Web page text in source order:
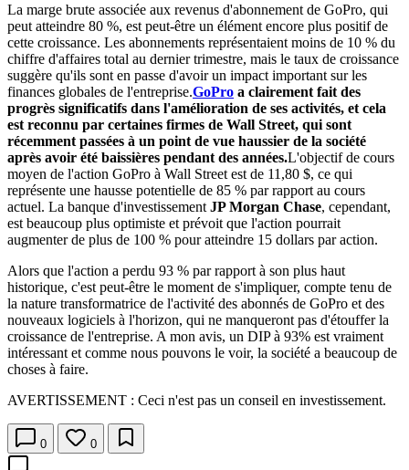
La marge brute associée aux revenus d'abonnement de GoPro, qui
peut atteindre 80 %, est peut-être un élément encore plus positif de
cette croissance. Les abonnements représentaient moins de 10 % du
chiffre d'affaires total au dernier trimestre, mais le taux de croissance
suggère qu'ils sont en passe d'avoir un impact important sur les
finances globales de l'entreprise.GoPro a clairement fait des
progrès significatifs dans l'amélioration de ses activités, et cela
est reconnu par certaines firmes de Wall Street, qui sont
récemment passées à un point de vue haussier de la société
après avoir été baissières pendant des années.L'objectif de cours
moyen de l'action GoPro à Wall Street est de 11,80 $, ce qui
représente une hausse potentielle de 85 % par rapport au cours
actuel. La banque d'investissement JP Morgan Chase, cependant,
est beaucoup plus optimiste et prévoit que l'action pourrait
augmenter de plus de 100 % pour atteindre 15 dollars par action.
Alors que l'action a perdu 93 % par rapport à son plus haut
historique, c'est peut-être le moment de s'impliquer, compte tenu de
la nature transformatrice de l'activité des abonnés de GoPro et des
nouveaux logiciels à l'horizon, qui ne manqueront pas d'étouffer la
croissance de l'entreprise. A mon avis, un DIP à 93% est vraiment
intéressant et comme nous pouvons le voir, la société a beaucoup de
choses à faire.
AVERTISSEMENT : Ceci n'est pas un conseil en investissement.
0 0